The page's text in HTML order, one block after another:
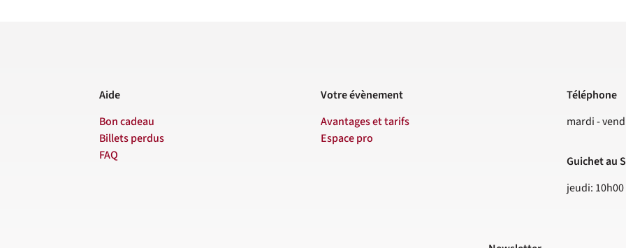
Aide
Bon cadeau
Billets perdus
FAQ
Votre évènement
Avantages et tarifs
Espace pro
Contact
Téléphone
mardi -
Guichet au
jeudi: